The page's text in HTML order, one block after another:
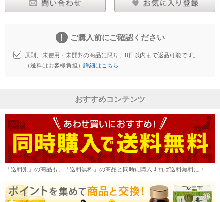
ご購入前にご確認ください
原則、未使用・未開封の商品に限り、8日以内まで返品可能です。
（送料はお客様負担） 詳細はこちら
おすすめコンテンツ
「送料別」の商品も、「送料無料」の商品と同時に購入すれば送料無料に！